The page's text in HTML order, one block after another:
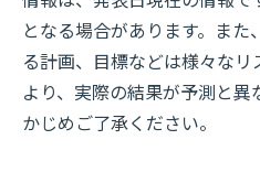
となる場合があります。また
る計画、目標などは様々な
より、実際の結果が予測と異
かじめご了承ください。